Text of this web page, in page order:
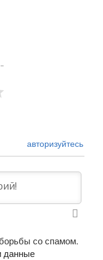
авторизуйтесь
со спамом.
данные